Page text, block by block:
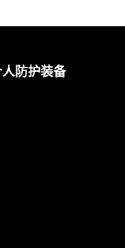
防护装备